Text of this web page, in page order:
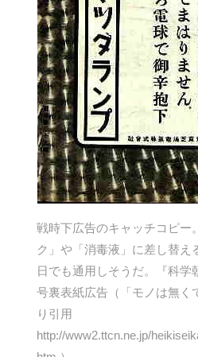
戦時下広告のキャッチコピー
ク」や「消毒液」に差し替え
日でも通用しそうだ。『科学
号裏表紙広告（「モノは無く
り引用
http://www2.ttcn.ne.jp/